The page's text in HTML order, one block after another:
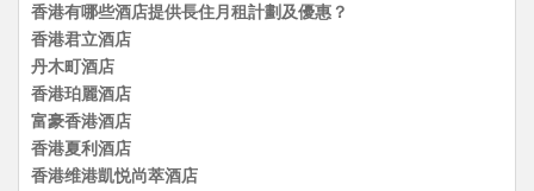
香港有哪些酒店提供長住月租計劃及優惠？
香港君立酒店
丹木町酒店
香港珀麗酒店
富豪香港酒店
香港夏利酒店
香港维港凱悦尚萃酒店